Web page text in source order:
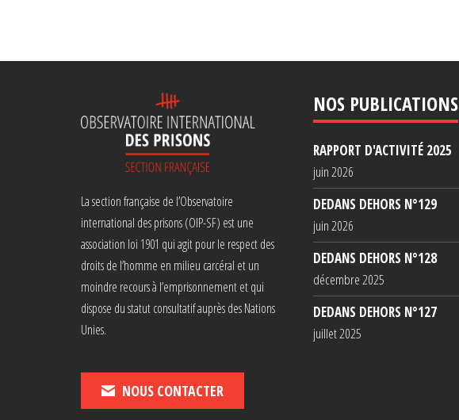
La section française de l’Observatoire
international des prisons (OIP-SF) est une
association loi 1901 qui agit pour le respect des
droits de l’homme en milieu carcéral et un
moindre recours à l’emprisonnement et qui
dispose du statut consultatif auprès des Nations
Unies.
NOUS CONTACTER
NOS PUBLICATIONS
RAPPORT D'ACTIVITÉ 2025
juin 2026
DEDANS DEHORS N°129
juin 2026
DEDANS DEHORS N°128
décembre 2025
DEDANS DEHORS N°127
juillet 2025